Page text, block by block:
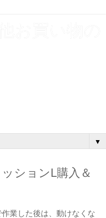
▼
ションL購入＆
業した後は、動けなくな